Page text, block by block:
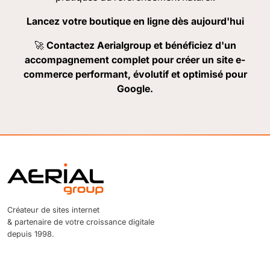
Lancez votre boutique en ligne dès aujourd'hui
🚀 Contactez Aerialgroup et bénéficiez d'un
accompagnement complet pour créer un site e-
commerce performant, évolutif et optimisé pour
Google.
Créateur de sites internet
& partenaire de votre croissance digitale
depuis 1998.